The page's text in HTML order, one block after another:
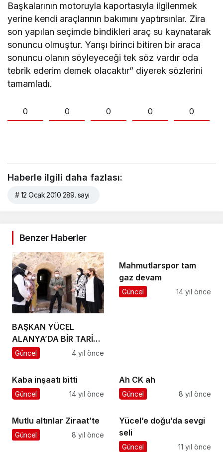
Başkalarının motoruyla kaportasıyla ilgilenmek
yerine kendi araçlarının bakımını yaptırsınlar. Zira
son yapılan seçimde bindikleri araç su kaynatarak
sonuncu olmuştur. Yarışı birinci bitiren bir araca
sonuncu olanın söyleyeceği tek söz vardır oda
tebrik ederim demek olacaktır” diyerek sözlerini
tamamladı.
0 0 0 0 0
Haberle ilgili daha fazlası:
# 12 Ocak 2010 289. sayı
Benzer Haberler
BAŞKAN YÜCEL
ALANYA’DA BİR TARİHİ
DAHA AYAĞA
Güncel 4 yıl önce
Mahmutlarspor tam
gaz devam
Güncel 14 yıl önce
Kaba inşaatı bitti
Güncel 14 yıl önce
Ah CK ah
Güncel 8 yıl önce
Mutlu altınlar Ziraat’te
Güncel 8 yıl önce
Yücel’e doğu’da sevgi
seli
Güncel 11 yıl önce